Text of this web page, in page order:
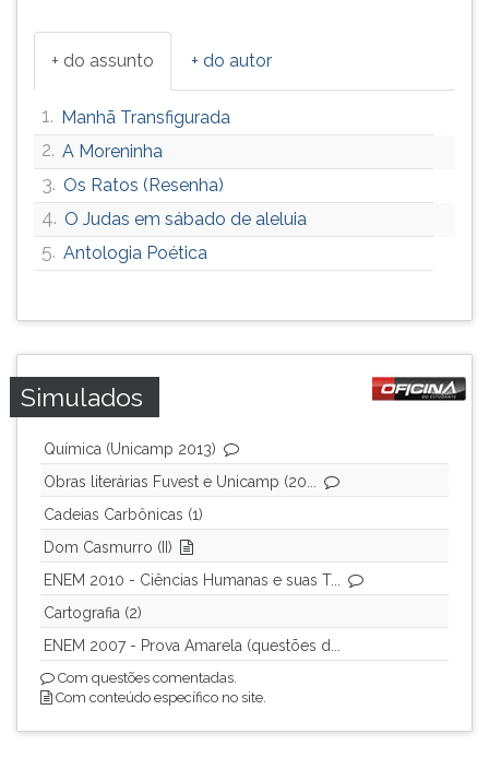
+ do assunto + do autor
1. Manhã Transfigurada
2. A Moreninha
3. Os Ratos (Resenha)
4. O Judas em sábado de aleluia
5. Antologia Poética
Simulados
Química (Unicamp 2013)
Obras literárias Fuvest e Unicamp (20...
Cadeias Carbônicas (1)
Dom Casmurro (II)
ENEM 2010 - Ciências Humanas e suas T...
Cartografia (2)
ENEM 2007 - Prova Amarela (questões d...
Com questões comentadas.
Com conteúdo específico no site.